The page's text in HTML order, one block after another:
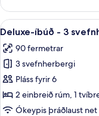
stúdíóíbúð
(Apartment)
Skoða
allar
myndir
fyrir
Deluxe-
íbúð
-
10
Deluxe-íbúð - 3
90 fermetrar
3 svefnherbergi
Pláss fyrir 6
2 einbreið rúm, 1
Ókeypis þráðlaust net